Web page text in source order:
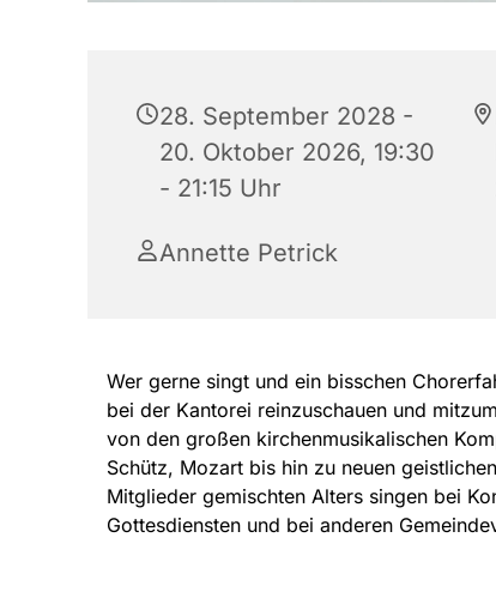
28. September 2028 -
20. Oktober 2026, 19:30
- 21:15 Uhr
Annette Petrick
Wer gerne singt und ein bisschen
bei der Kantorei reinzuschauen und
von den großen kirchenmusikalischen
Schütz, Mozart bis hin zu neuen
Mitglieder gemischten Alters singen bei
Gottesdiensten und bei anderen